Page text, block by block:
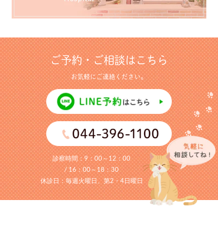
ご予約・ご相談はこちら
お気軽にご連絡ください。
診察時間：9：00～12：00
/ 16：00～18：30
休診日：毎週火曜日、第2・4日曜日